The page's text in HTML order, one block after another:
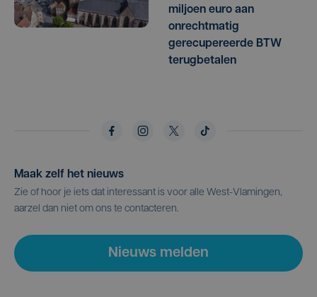
miljoen euro aan
onrechtmatig
gerecupereerde BTW
terugbetalen
Maak zelf het nieuws
Zie of hoor je iets dat interessant is voor alle West-Vlamingen,
aarzel dan niet om ons te contacteren.
Nieuws melden